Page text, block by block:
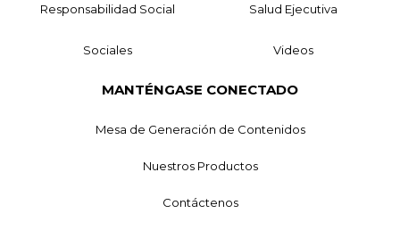
Responsabilidad Social Salud Ejecutiva
Sociales Videos
MANTÉNGASE CONECTADO
Mesa de Generación de Contenidos
Nuestros Productos
Contáctenos